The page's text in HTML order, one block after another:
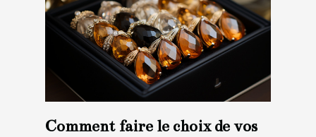
Comment faire le choix de vos